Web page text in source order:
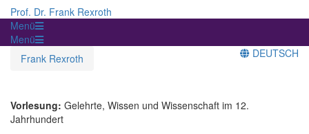
Prof. Dr. Frank Rexroth
Menü
Menü
Frank Rexroth
DEUTSCH
Vorlesung: Gelehrte, Wissen und Wissenschaft im 12.
Jahrhundert